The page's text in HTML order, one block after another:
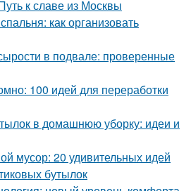
к славе из Москвы
как организовать
в подвале: проверенные
100 идей для переработки
в домашнюю уборку: идеи и
мусор: 20 удивительных идей
бутылок